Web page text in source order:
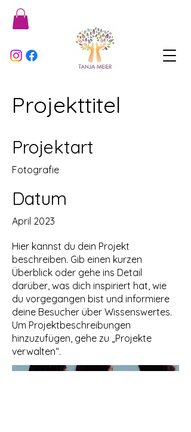
Projekttitel
Projektart
Fotografie
Datum
April 2023
Hier kannst du dein Projekt
beschreiben. Gib einen kurzen
Überblick oder gehe ins Detail
darüber, was dich inspiriert hat, wie
du vorgegangen bist und informiere
deine Besucher über Wissenswertes.
Um Projektbeschreibungen
hinzuzufügen, gehe zu „Projekte
verwalten“.